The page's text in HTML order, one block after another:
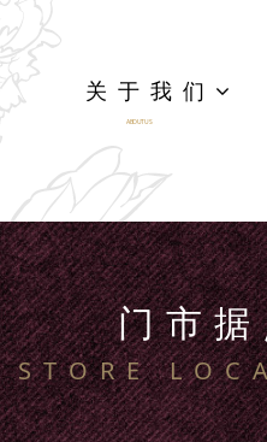
关于我们
ABOUT US
门市
STORE